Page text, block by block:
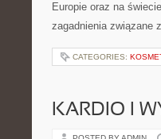
Europie oraz na
zagadnienia związane
CATEGORIES:
KARDIO I